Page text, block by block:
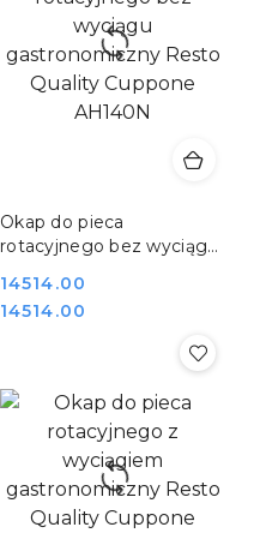
Okap do pieca
rotacyjnego bez wyciągu
Quality Cuppone AH140N
Cena:
14514.00
Cena:
14514.00